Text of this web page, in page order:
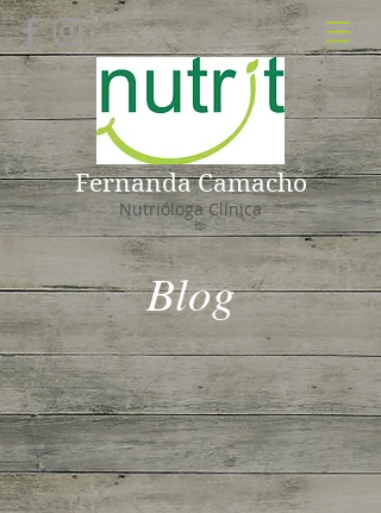
Fernanda Camacho
Nutrióloga Clínica
Blog